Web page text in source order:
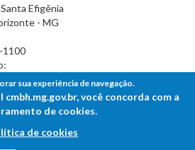
Efigênia
- MG
1100
sua experiência de navegação.
você concorda com a
de cookies.
de cookies